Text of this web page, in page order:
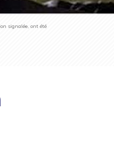
signalée, ont été